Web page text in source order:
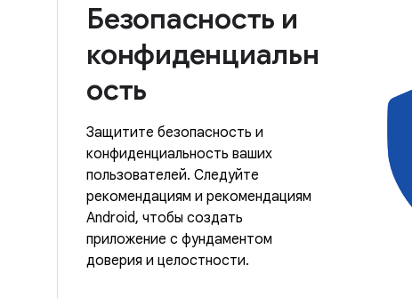
Безопасность и
конфиденциальн
ость
Защитите безопасность и
конфиденциальность ваших
пользователей. Следуйте
рекомендациям и рекомендациям
Android, чтобы создать
приложение с фундаментом
доверия и целостности.